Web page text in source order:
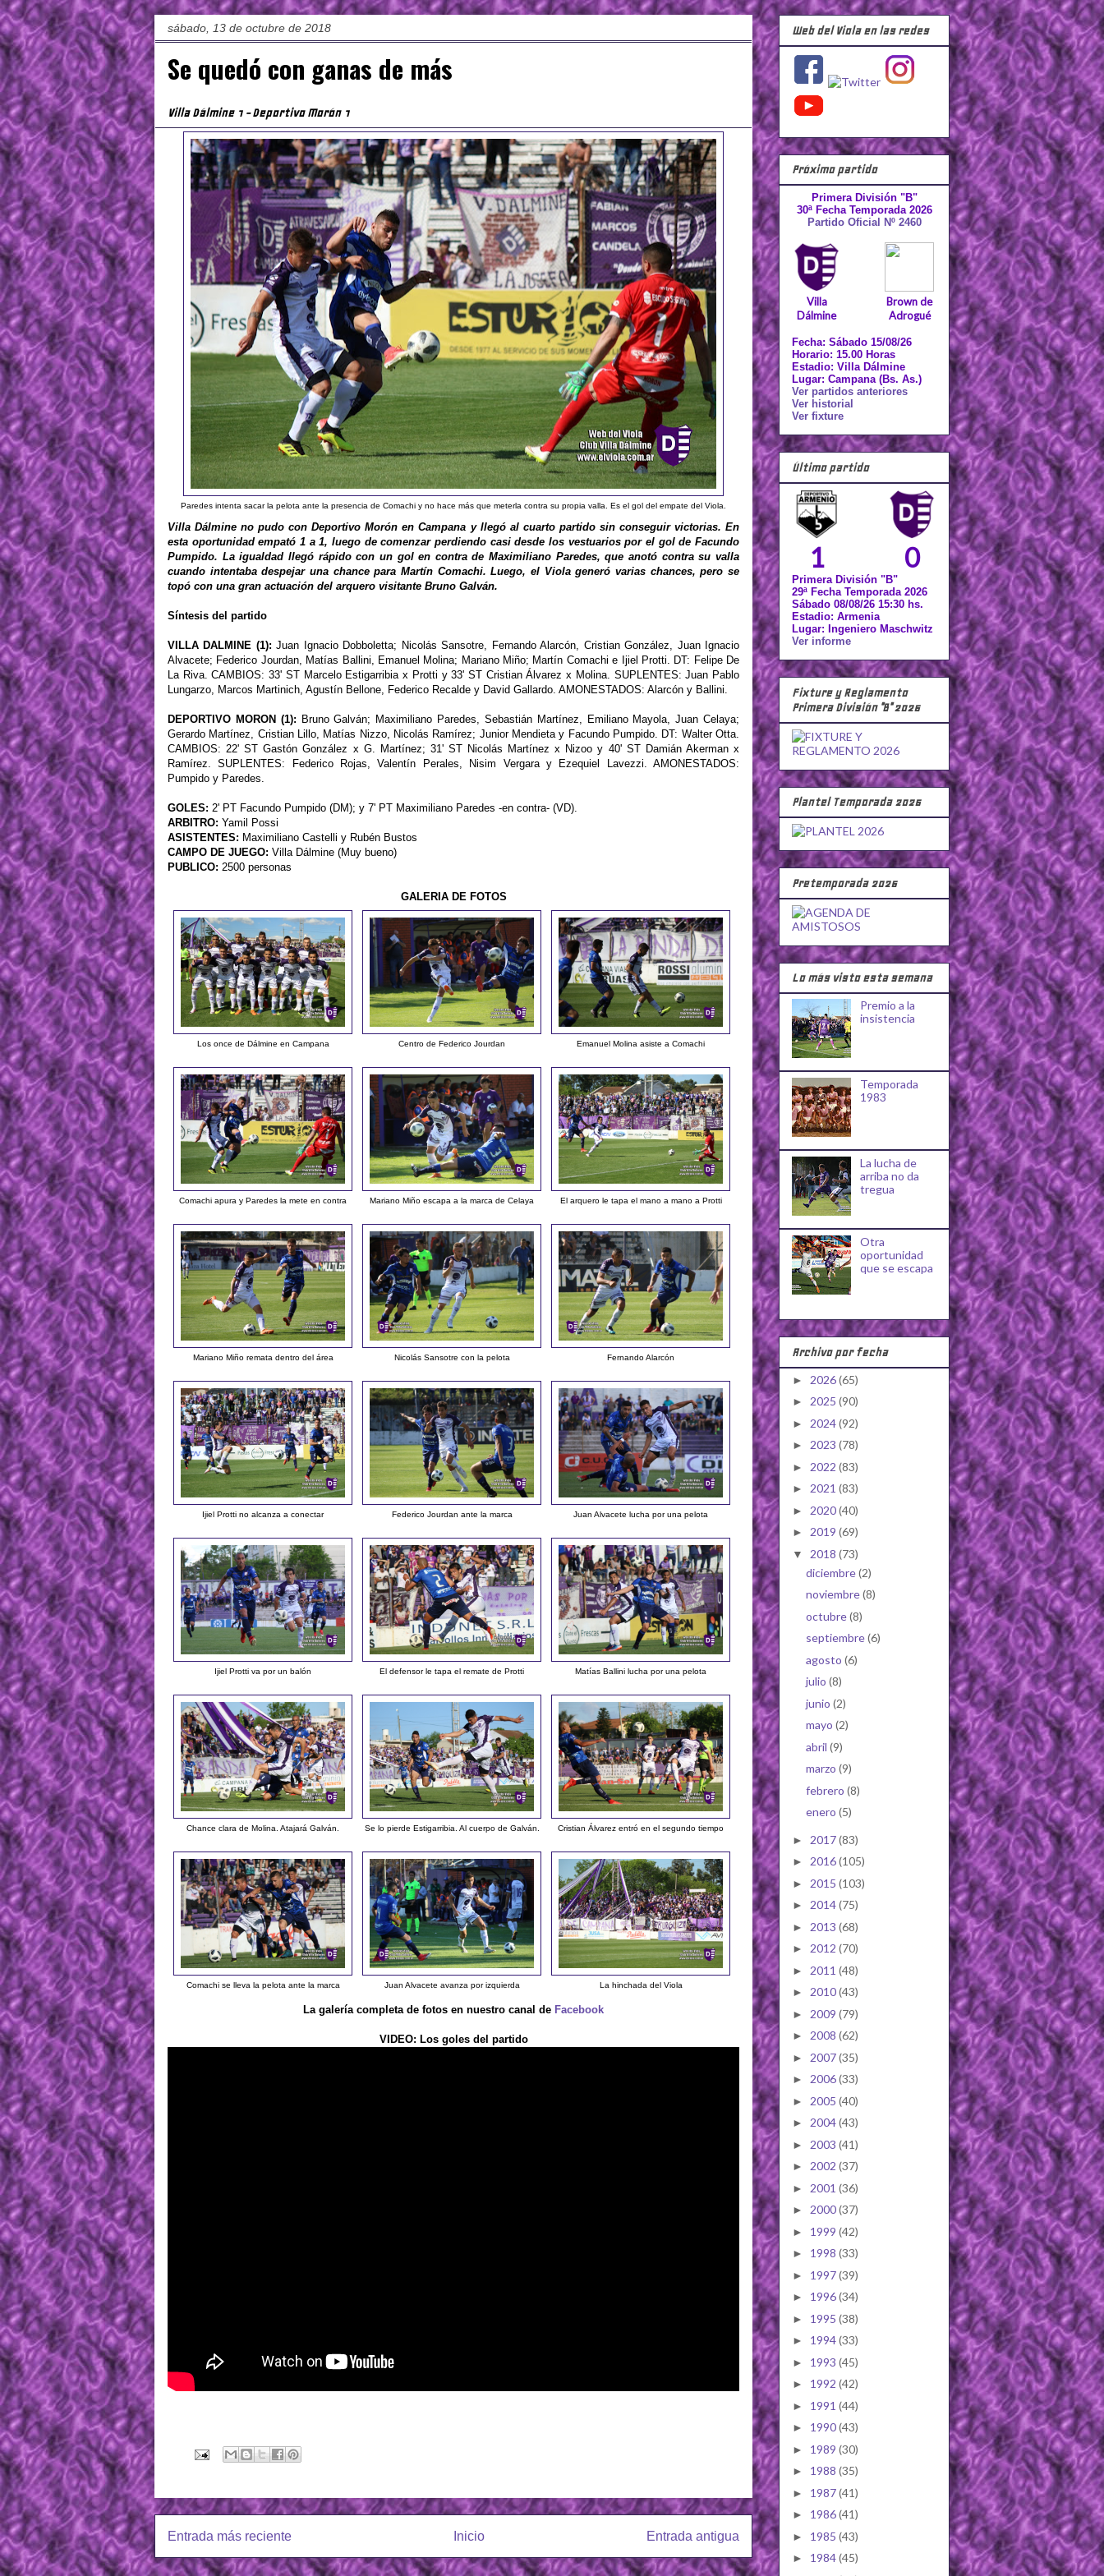
sábado, 13 de octubre de 2018
Se quedó con ganas de más
Villa Dálmine 1 - Deportivo Morón 1
Paredes intenta sacar la pelota ante la presencia de Comachi y no hace más que meterla contra su propia valla. Es el gol del empate del Viola.
Villa Dálmine no pudo con Deportivo Morón en Campana y llegó al cuarto partido sin conseguir victorias. En
esta oportunidad empató 1 a 1, luego de comenzar perdiendo casi desde los vestuarios por el gol de Facundo
Pumpido. La igualdad llegó rápido con un gol en contra de Maximiliano Paredes, que anotó contra su valla
cuando intentaba despejar una chance para Martín Comachi. Luego, el Viola generó varias chances, pero se
topó con una gran actuación del arquero visitante Bruno Galván.
Síntesis del partido
VILLA DALMINE (1): Juan Ignacio Dobboletta; Nicolás Sansotre, Fernando Alarcón, Cristian González, Juan Ignacio
Alvacete; Federico Jourdan, Matías Ballini, Emanuel Molina; Mariano Miño; Martín Comachi e Ijiel Protti. DT: Felipe De
La Riva. CAMBIOS: 33' ST Marcelo Estigarribia x Protti y 33' ST Cristian Álvarez x Molina. SUPLENTES: Juan Pablo
Lungarzo, Marcos Martinich, Agustín Bellone, Federico Recalde y David Gallardo. AMONESTADOS: Alarcón y Ballini.
DEPORTIVO MORON (1): Bruno Galván; Maximiliano Paredes, Sebastián Martínez, Emiliano Mayola, Juan Celaya;
Gerardo Martínez, Cristian Lillo, Matías Nizzo, Nicolás Ramírez; Junior Mendieta y Facundo Pumpido. DT: Walter Otta.
CAMBIOS: 22' ST Gastón González x G. Martínez; 31' ST Nicolás Martínez x Nizoo y 40' ST Damián Akerman x
Ramírez. SUPLENTES: Federico Rojas, Valentín Perales, Nisim Vergara y Ezequiel Lavezzi. AMONESTADOS:
Pumpido y Paredes.
GOLES: 2' PT Facundo Pumpido (DM); y 7' PT Maximiliano Paredes -en contra- (VD).
ARBITRO: Yamil Possi
ASISTENTES: Maximiliano Castelli y Rubén Bustos
CAMPO DE JUEGO: Villa Dálmine (Muy bueno)
PUBLICO: 2500 personas
GALERIA DE FOTOS
Los once de Dálmine en Campana Centro de Federico Jourdan Emanuel Molina asiste a Comachi
Comachi apura y Paredes la mete en contra Mariano Miño escapa a la marca de Celaya El arquero le tapa el mano a mano a Protti
Mariano Miño remata dentro del área Nicolás Sansotre con la pelota Fernando Alarcón
Ijiel Protti no alcanza a conectar Federico Jourdan ante la marca Juan Alvacete lucha por una pelota
Ijiel Protti va por un balón El defensor le tapa el remate de Protti Matías Ballini lucha por una pelota
Chance clara de Molina. Atajará Galván. Se lo pierde Estigarribia. Al cuerpo de Galván. Cristian Álvarez entró en el segundo tiempo
Comachi se lleva la pelota ante la marca Juan Alvacete avanza por izquierda La hinchada del Viola
La galería completa de fotos en nuestro canal de Facebook
VIDEO: Los goles del partido
Entrada más reciente Entrada antigua
Inicio
Web del Viola en las redes
Próximo partido
Primera División "B"
30ª Fecha Temporada 2026
Partido Oficial Nº 2460
Villa
Dálmine
Brown de
Adrogué
Fecha: Sábado 15/08/26
Horario: 15.00 Horas
Estadio: Villa Dálmine
Lugar: Campana (Bs. As.)
Ver partidos anteriores
Ver historial
Ver fixture
Último partido
1 0
Primera División "B"
29ª Fecha Temporada 2026
Sábado 08/08/26 15:30 hs.
Estadio: Armenia
Lugar: Ingeniero Maschwitz
Ver informe
Fixture y Reglamento
Primera División "B" 2026
Plantel Temporada 2026
Pretemporada 2026
Lo más visto esta semana
Premio a la
insistencia
Temporada
1983
La lucha de
arriba no da
tregua
Otra
oportunidad
que se escapa
Archivo por fecha
► 2026(65)
► 2025 (90)
► 2024(92)
► 2023 (78)
► 2022 (83)
► 2021 (83)
► 2020(40)
► 2019 (69)
▼ 2018 (73)
diciembre(2)
noviembre(8)
octubre(8)
septiembre(6)
agosto (6)
julio (8)
junio (2)
mayo (2)
abril (9)
marzo (9)
febrero (8)
enero (5)
► 2017(83)
► 2016(105)
► 2015 (103)
► 2014(75)
► 2013 (68)
► 2012 (70)
► 2011 (48)
► 2010(43)
► 2009 (79)
► 2008 (62)
► 2007(35)
► 2006(33)
► 2005 (40)
► 2004(43)
► 2003 (41)
► 2002 (37)
► 2001 (36)
► 2000(37)
► 1999 (42)
► 1998 (33)
► 1997(39)
► 1996(34)
► 1995 (38)
► 1994(33)
► 1993 (45)
► 1992 (42)
► 1991 (44)
► 1990(43)
► 1989 (30)
► 1988 (35)
► 1987(41)
► 1986(41)
► 1985 (43)
► 1984(45)